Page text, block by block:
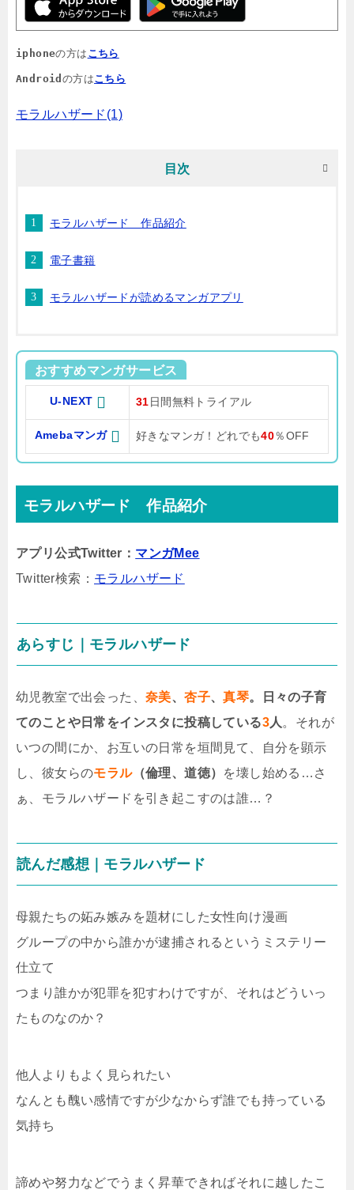
iphoneの方は こちら
Android の方はこちら
モラルハザード(1)
目次
モラルハザード 作品紹介
電子書籍
モラルハザードが読めるマンガアプリ
おすすめマンガサービス
U-NEXT 31 日間無料トライアル
Amebaマンガ 好きなマンガ！どれでも40％OFF
モラルハザード 作品紹介
アプリ公式Twitter： マンガMee
Twitter検索： モラルハザード
あらすじ｜モラルハザード
幼児教室で出会った、 奈美、杏子、真琴。日々の子育
てのことや日常をインスタに投稿している3人 。それが
いつの間にか、お互いの日常を垣間見て、自分を顕示
し、彼女らのモラル（倫理、道徳） を壊し始める…さ
ぁ、モラルハザードを引き起こすのは誰…？
読んだ感想｜モラルハザード
母親たちの妬み嫉みを題材にした女性向け漫画
グループの中から誰かが逮捕されるというミステリー
仕立て
つまり誰かが犯罪を犯すわけですが、それはどういっ
たものなのか？
他人よりもよく見られたい
なんとも醜い感情ですが少なからず誰でも持っている
気持ち
諦めや努力などでうまく昇華できればそれに越したこ